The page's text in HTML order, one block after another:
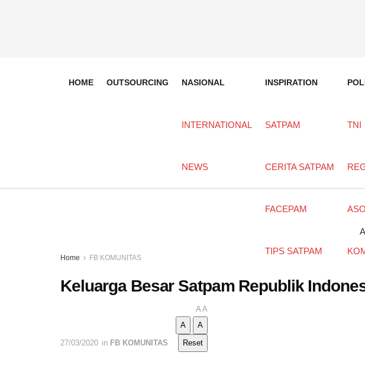
HOME OUTSOURCING NASIONAL
INTERNATIONAL
NEWS
INSPIRATION
SATPAM
CERITA SATPAM
FACEPAM
TIPS SATPAM
TNI
Home FB KOMUNITAS
Keluarga Besar Satpam Republik
27/03/2020 in FB KOMUNITAS
A A
A
A
Reset